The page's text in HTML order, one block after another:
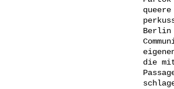
Berlin
die